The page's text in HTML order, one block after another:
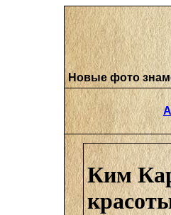
Новые фото
А
Ким